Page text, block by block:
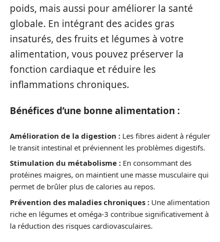
poids, mais aussi pour améliorer la santé
globale. En intégrant des acides gras
insaturés, des fruits et légumes à votre
alimentation, vous pouvez préserver la
fonction cardiaque et réduire les
inflammations chroniques.
Bénéfices d’une bonne alimentation :
Amélioration de la digestion : Les fibres aident à réguler
le transit intestinal et préviennent les problèmes digestifs.
Stimulation du métabolisme : En consommant des
protéines maigres, on maintient une masse musculaire qui
permet de brûler plus de calories au repos.
Prévention des maladies chroniques : Une alimentation
riche en légumes et oméga-3 contribue significativement à
la réduction des risques cardiovasculaires.